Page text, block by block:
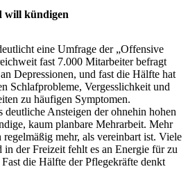
will kündigen
eine Umfrage der „Offensive
fast 7.000 Mitarbeiter befragt
Depressionen, und fast die Hälfte hat
Schlafprobleme, Vergesslichkeit und
zu häufigen Symptomen.
Ansteigen der ohnehin hohen
kaum planbare Mehrarbeit. Mehr
regelmäßig mehr, als vereinbart ist. Viele
in der Freizeit fehlt es an Energie für zu
die Hälfte der Pflegekräfte denkt